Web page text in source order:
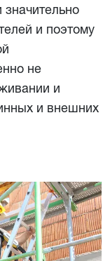
значительно
и поэтому
не
и
и внешних